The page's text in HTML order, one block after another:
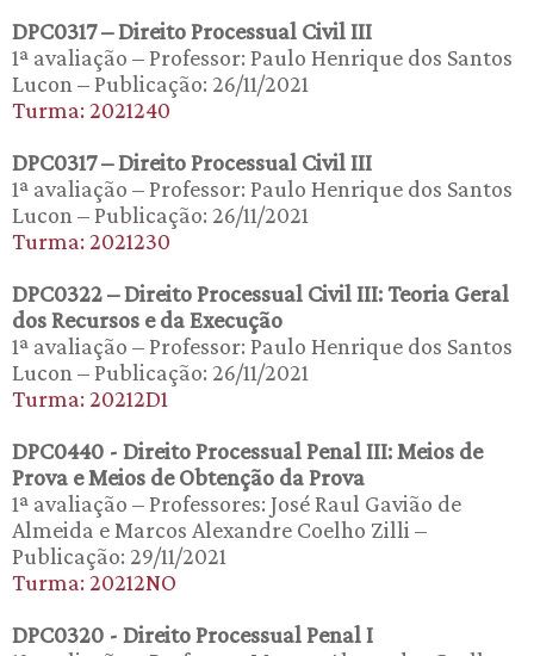
DPC0317 – Direito Processual Civil III
1ª avaliação – Professor: Paulo Henrique dos Santos
Lucon – Publicação: 26/11/2021
Turma: 2021240
DPC0317 – Direito Processual Civil III
1ª avaliação – Professor: Paulo Henrique dos Santos
Lucon – Publicação: 26/11/2021
Turma: 2021230
DPC0322 – Direito Processual Civil III: Teoria Geral
dos Recursos e da Execução
1ª avaliação – Professor: Paulo Henrique dos Santos
Lucon – Publicação: 26/11/2021
Turma: 20212D1
DPC0440 - Direito Processual Penal III: Meios de
Prova e Meios de Obtenção da Prova
1ª avaliação – Professores: José Raul Gavião de
Almeida e Marcos Alexandre Coelho Zilli –
Publicação: 29/11/2021
Turma: 20212NO
DPC0320 - Direito Processual Penal I